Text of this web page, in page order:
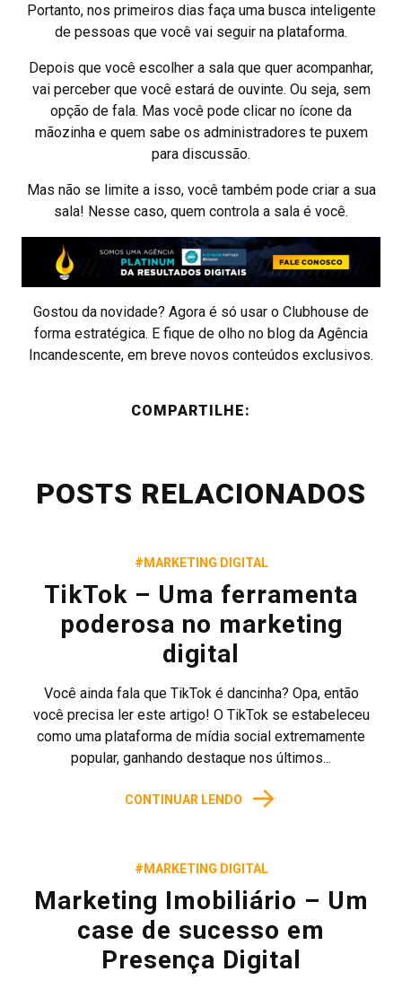
Portanto, nos primeiros dias faça uma busca inteligente
de pessoas que você vai seguir na plataforma.
Depois que você escolher a sala que quer acompanhar,
vai perceber que você estará de ouvinte. Ou seja, sem
opção de fala. Mas você pode clicar no ícone da
mãozinha e quem sabe os administradores te puxem
para discussão.
Mas não se limite a isso, você também pode criar a sua
sala! Nesse caso, quem controla a sala é você.
Gostou da novidade? Agora é só usar o Clubhouse de
forma estratégica. E fique de olho no blog da Agência
Incandescente, em breve novos conteúdos exclusivos.
COMPARTILHE:
POSTS RELACIONADOS
#MARKETING DIGITAL
TikTok – Uma ferramenta
poderosa no marketing
digital
Você ainda fala que TikTok é dancinha? Opa, então
você precisa ler este artigo! O TikTok se estabeleceu
como uma plataforma de mídia social extremamente
popular, ganhando destaque nos últimos...
CONTINUAR LENDO →
#MARKETING DIGITAL
Marketing Imobiliário – Um
case de sucesso em
Presença Digital